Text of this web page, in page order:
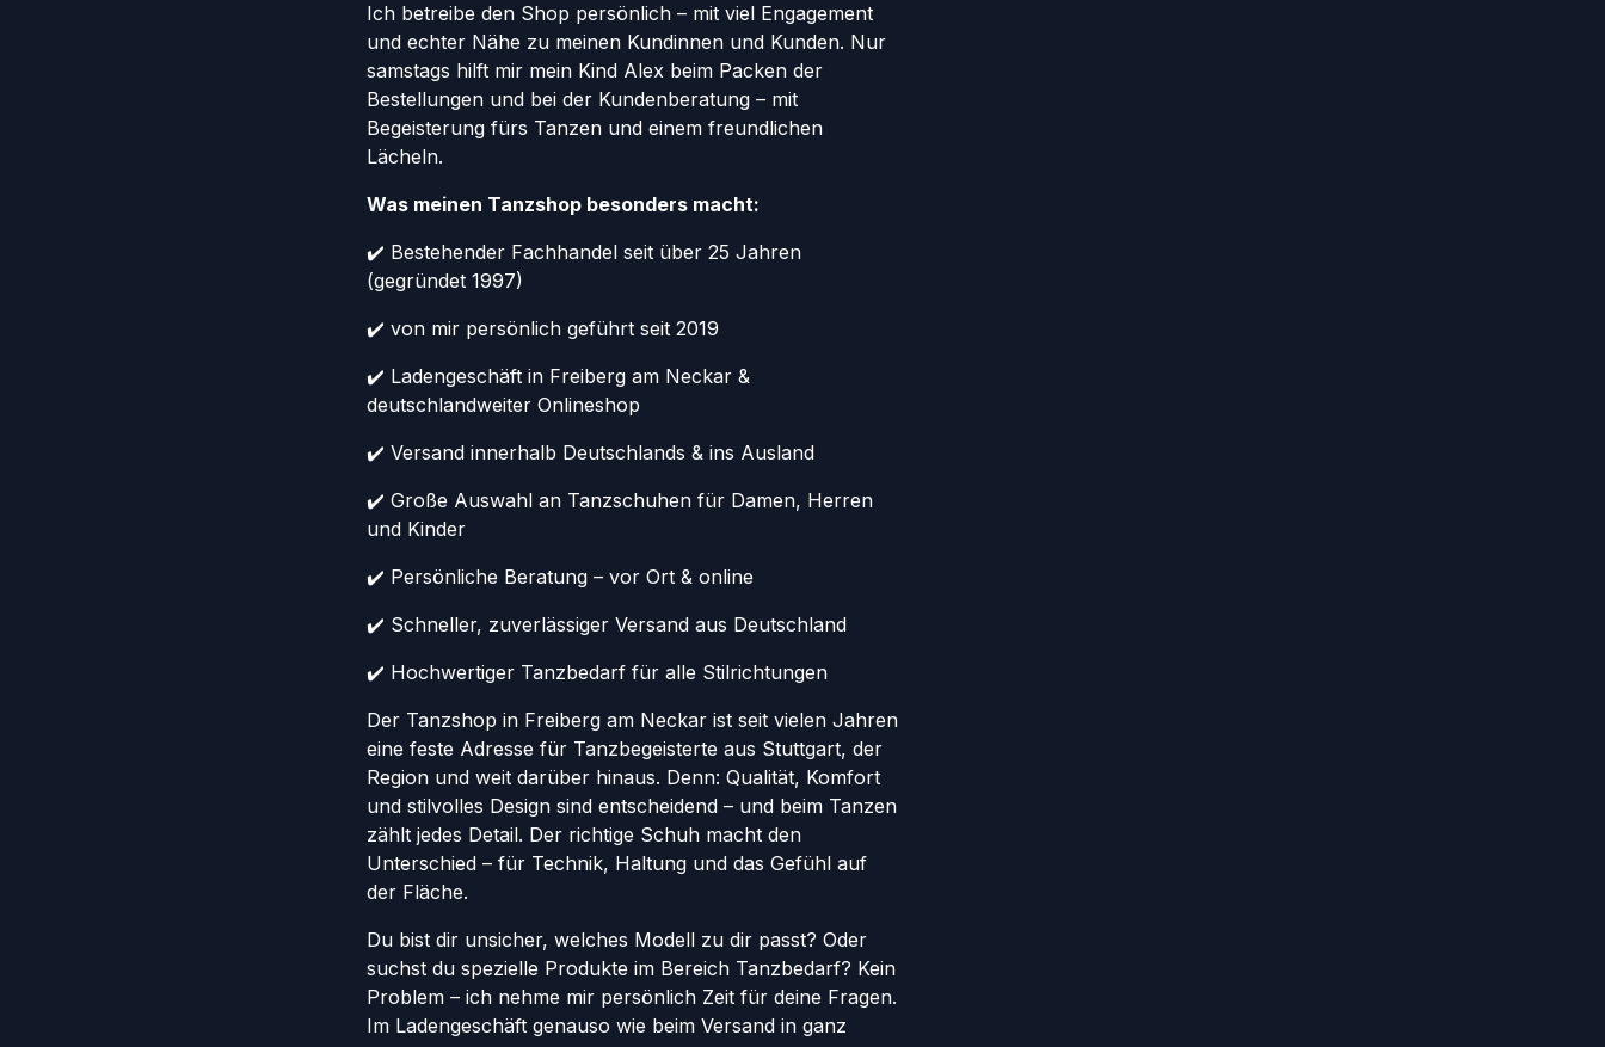
Ich betreibe den Shop persönlich – mit viel Engagement
und echter Nähe zu meinen Kundinnen und Kunden. Nur
samstags hilft mir mein Kind Alex beim Packen der
Bestellungen und bei der Kundenberatung – mit
Begeisterung fürs Tanzen und einem freundlichen
Lächeln.
Was meinen Tanzshop besonders macht:
✔️ Bestehender Fachhandel seit über 25 Jahren
(gegründet 1997)
✔️ von mir persönlich geführt seit 2019
✔️ Ladengeschäft in Freiberg am Neckar &
deutschlandweiter Onlineshop
✔️ Versand innerhalb Deutschlands & ins Ausland
✔️ Große Auswahl an Tanzschuhen für Damen, Herren
und Kinder
✔️ Persönliche Beratung – vor Ort & online
✔️ Schneller, zuverlässiger Versand aus Deutschland
✔️ Hochwertiger Tanzbedarf für alle Stilrichtungen
Der Tanzshop in Freiberg am Neckar ist seit vielen Jahren
eine feste Adresse für Tanzbegeisterte aus Stuttgart, der
Region und weit darüber hinaus. Denn: Qualität, Komfort
und stilvolles Design sind entscheidend – und beim Tanzen
zählt jedes Detail. Der richtige Schuh macht den
Unterschied – für Technik, Haltung und das Gefühl auf
der Fläche.
Du bist dir unsicher, welches Modell zu dir passt? Oder
suchst du spezielle Produkte im Bereich Tanzbedarf? Kein
Problem – ich nehme mir persönlich Zeit für deine Fragen.
Im Ladengeschäft genauso wie beim Versand in ganz